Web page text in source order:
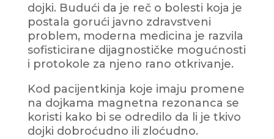
dojki. Budući da je reč o bolesti koja je
postala gorući javno zdravstveni
problem, moderna medicina je razvila
sofisticirane dijagnostičke mogućnosti
i protokole za njeno rano otkrivanje.
Kod pacijentkinja koje imaju promene
na dojkama magnetna rezonanca se
koristi kako bi se odredilo da li je tkivo
dojki dobroćudno ili zloćudno.